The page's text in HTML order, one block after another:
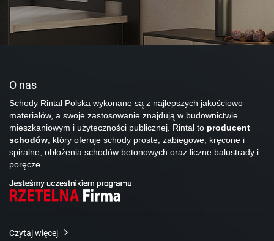
O nas
Schody Rintal Polska wykonane są z najlepszych jakościowo
materiałów, a swoje zastosowanie znajdują w budownictwie
mieszkaniowym i użyteczności publicznej. Rintal to producent
schodów, który oferuje schody proste, zabiegowe, kręcone i
spiralne, obłożenia schodów betonowych oraz liczne balustrady i
poręcze.
Czytaj więcej